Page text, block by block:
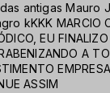
antigas Mauro
kKKK MARCIO
EU
A
ASSIM